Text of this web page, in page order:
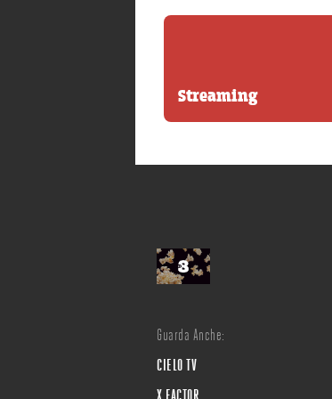
Streaming
Guarda Anche:
CIELO TV
X FACTOR